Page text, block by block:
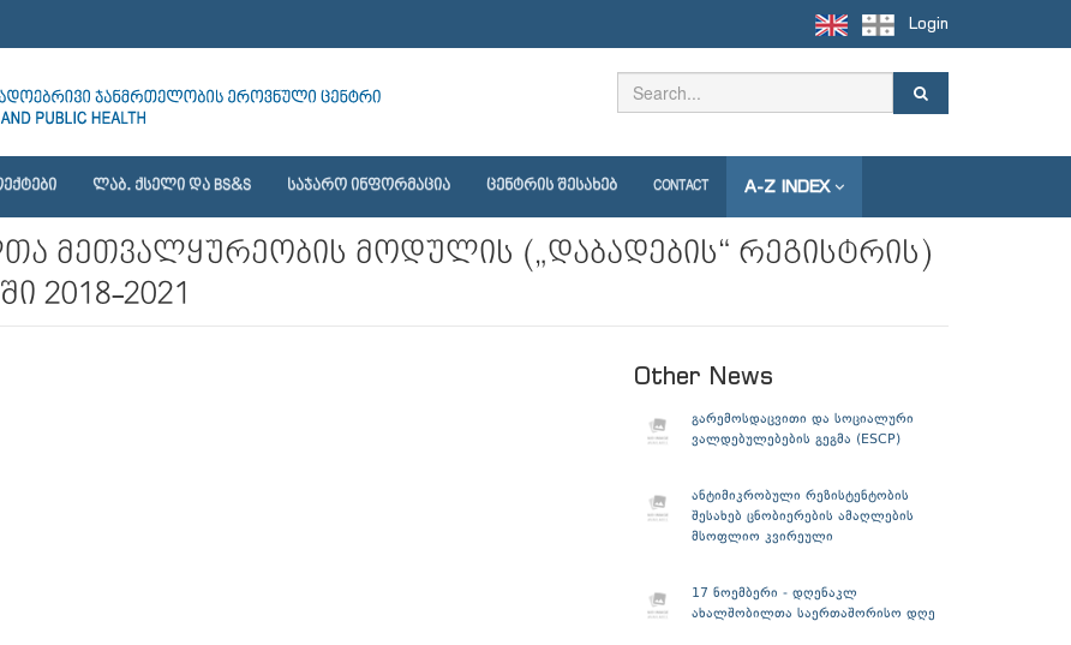
Login
ᲚᲐᲑ. ᲥᲡᲔᲚᲘ ᲓᲐ BS&S ᲡᲐᲯᲐᲠᲝ ᲘᲜᲤᲝᲠᲛᲐᲪᲘᲐ ᲪᲔᲜᲢᲠᲘᲡ ᲨᲔᲡᲐᲮᲔᲑ CONTACT A-Z INDEX
მეთვალყურეობის მოდულის („დაბადების“ რეგისტრის)
2018-2021
Other News
გარემოსდაცვითი და სოციალური
ვალდებულებების გეგმა (ESCP)
ანტიმიკრობული რეზისტენტობის
შესახებ ცნობიერების ამაღლების
მსოფლიო კვირეული
17 ნოემბერი - დღენაკლ
ახალშობილთა საერთაშორისო დღე